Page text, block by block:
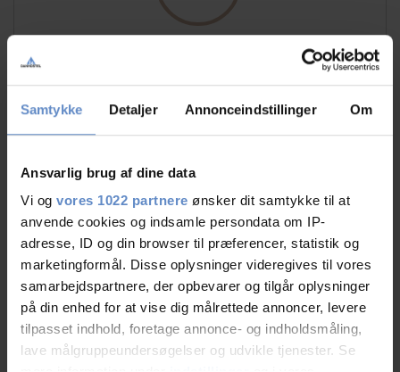
Samtykke Detaljer Annonceindstillinger Om
Ansvarlig brug af dine data
Vi og vores 1022 partnere ønsker dit samtykke til at
anvende cookies og indsamle persondata om IP-
adresse, ID og din browser til præferencer, statistik og
marketingformål. Disse oplysninger videregives til vores
samarbejdspartnere, der opbevarer og tilgår oplysninger
på din enhed for at vise dig målrettede annoncer, levere
tilpasset indhold, foretage annonce- og indholdsmåling,
lave målgruppeundersøgelser og udvikle tjenester. Se
Staff/service 9,53 out of 10
Facilities 9,32 out of 10
9,47 out of 10
Cleanliness